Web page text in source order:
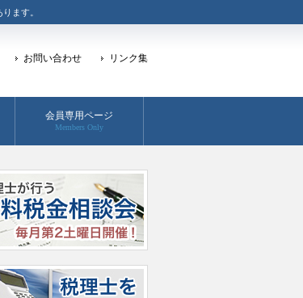
ます。
お問い合わせ リンク集
会員専用ページ
Members Only